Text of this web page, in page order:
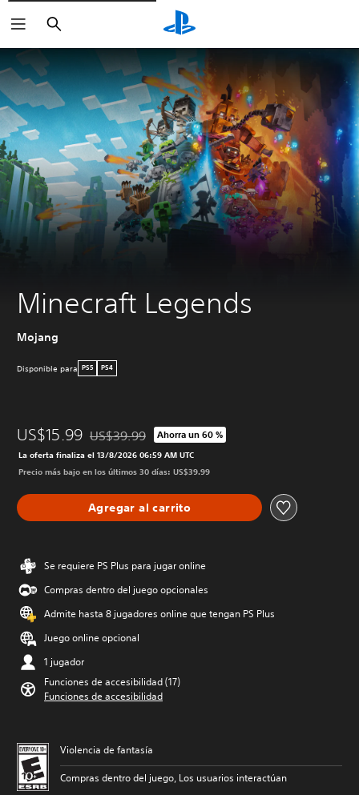
Buscar
Minecraft Legends
Mojang
Disponible para PS5 PS4
US$15.99 Rebajado del precio original de US$39.99
US$39.99 Ahorra un 60 %
La oferta finaliza el 13/8/2026 06:59 AM UTC
Precio más bajo en los últimos 30 días: US$39.99
Agregar al carrito
Se requiere PS Plus para jugar online
Compras dentro del juego opcionales
Admite hasta 8 jugadores online que tengan PS Plus
Juego online opcional
1 jugador
Funciones de accesibilidad (17)
Funciones de accesibilidad
Violencia de fantasía
Compras dentro del juego, Los usuarios interactúan